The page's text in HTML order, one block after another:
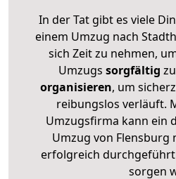
In der Tat gibt es viele
einem Umzug nach
sich Zeit zu nehmen,
Umzugs sorgfältig zu
organisieren, um
reibungslos verläuft.
Umzugsfirma kann ein
Umzug von Flensburg
erfolgreich
sorgen